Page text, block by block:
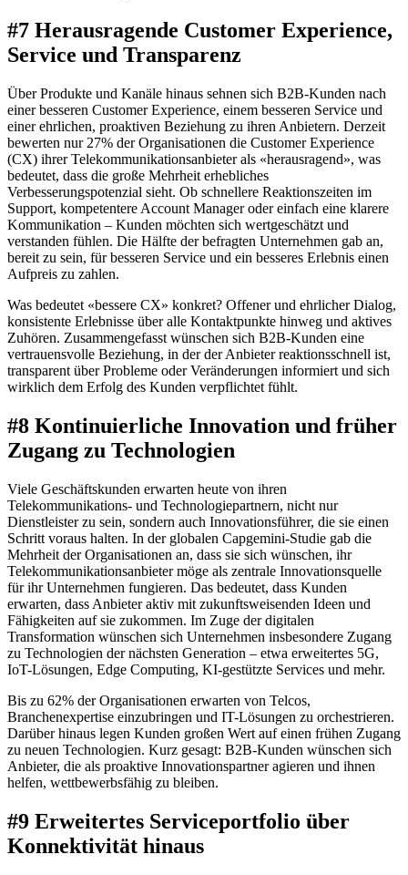
#7 Herausragende Customer Experience,
Service und Transparenz
Über Produkte und Kanäle hinaus sehnen sich B2B-Kunden nach
einer besseren Customer Experience, einem besseren Service und
einer ehrlichen, proaktiven Beziehung zu ihren Anbietern. Derzeit
bewerten nur 27% der Organisationen die Customer Experience
(CX) ihrer Telekommunikationsanbieter als «herausragend», was
bedeutet, dass die große Mehrheit erhebliches
Verbesserungspotenzial sieht. Ob schnellere Reaktionszeiten im
Support, kompetentere Account Manager oder einfach eine klarere
Kommunikation – Kunden möchten sich wertgeschätzt und
verstanden fühlen. Die Hälfte der befragten Unternehmen gab an,
bereit zu sein, für besseren Service und ein besseres Erlebnis einen
Aufpreis zu zahlen.
Was bedeutet «bessere CX» konkret? Offener und ehrlicher Dialog,
konsistente Erlebnisse über alle Kontaktpunkte hinweg und aktives
Zuhören. Zusammengefasst wünschen sich B2B-Kunden eine
vertrauensvolle Beziehung, in der der Anbieter reaktionsschnell ist,
transparent über Probleme oder Veränderungen informiert und sich
wirklich dem Erfolg des Kunden verpflichtet fühlt.
#8 Kontinuierliche Innovation und früher
Zugang zu Technologien
Viele Geschäftskunden erwarten heute von ihren
Telekommunikations- und Technologiepartnern, nicht nur
Dienstleister zu sein, sondern auch Innovationsführer, die sie einen
Schritt voraus halten. In der globalen Capgemini-Studie gab die
Mehrheit der Organisationen an, dass sie sich wünschen, ihr
Telekommunikationsanbieter möge als zentrale Innovationsquelle
für ihr Unternehmen fungieren. Das bedeutet, dass Kunden
erwarten, dass Anbieter aktiv mit zukunftsweisenden Ideen und
Fähigkeiten auf sie zukommen. Im Zuge der digitalen
Transformation wünschen sich Unternehmen insbesondere Zugang
zu Technologien der nächsten Generation – etwa erweitertes 5G,
IoT-Lösungen, Edge Computing, KI-gestützte Services und mehr.
Bis zu 62% der Organisationen erwarten von Telcos,
Branchenexpertise einzubringen und IT-Lösungen zu orchestrieren.
Darüber hinaus legen Kunden großen Wert auf einen frühen Zugang
zu neuen Technologien. Kurz gesagt: B2B-Kunden wünschen sich
Anbieter, die als proaktive Innovationspartner agieren und ihnen
helfen, wettbewerbsfähig zu bleiben.
#9 Erweitertes Serviceportfolio über
Konnektivität hinaus